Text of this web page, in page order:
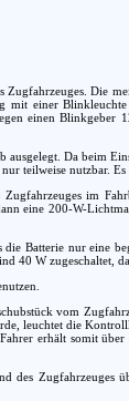
Die
einer
einen
Da beim
teilweise nutzbar.
im
eine 200-W-
Batterie nur eine
40 W zugeschaltet,
vom
leuchtet die
erhält somit
des